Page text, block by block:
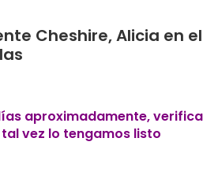
Cheshire, Alicia en el
aproximadamente, verifica
vez lo tengamos listo